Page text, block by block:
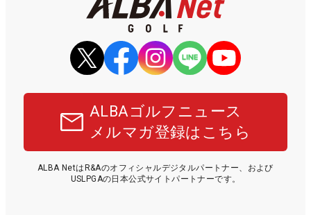
ALBAゴルフニュース
メルマガ登録はこちら
ALBA NetはR&Aのオフィシャルデジタルパートナー、および
USLPGAの日本公式サイトパートナーです。